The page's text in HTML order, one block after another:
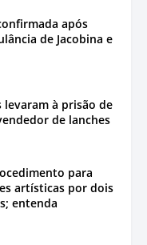
após
de Jacobina e
levaram à prisão de
de lanches
para
artísticas por dois
entenda